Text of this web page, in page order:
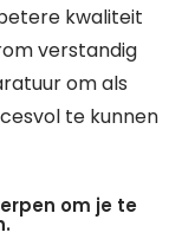
kwaliteit
verstandig
om als
te kunnen
om je te